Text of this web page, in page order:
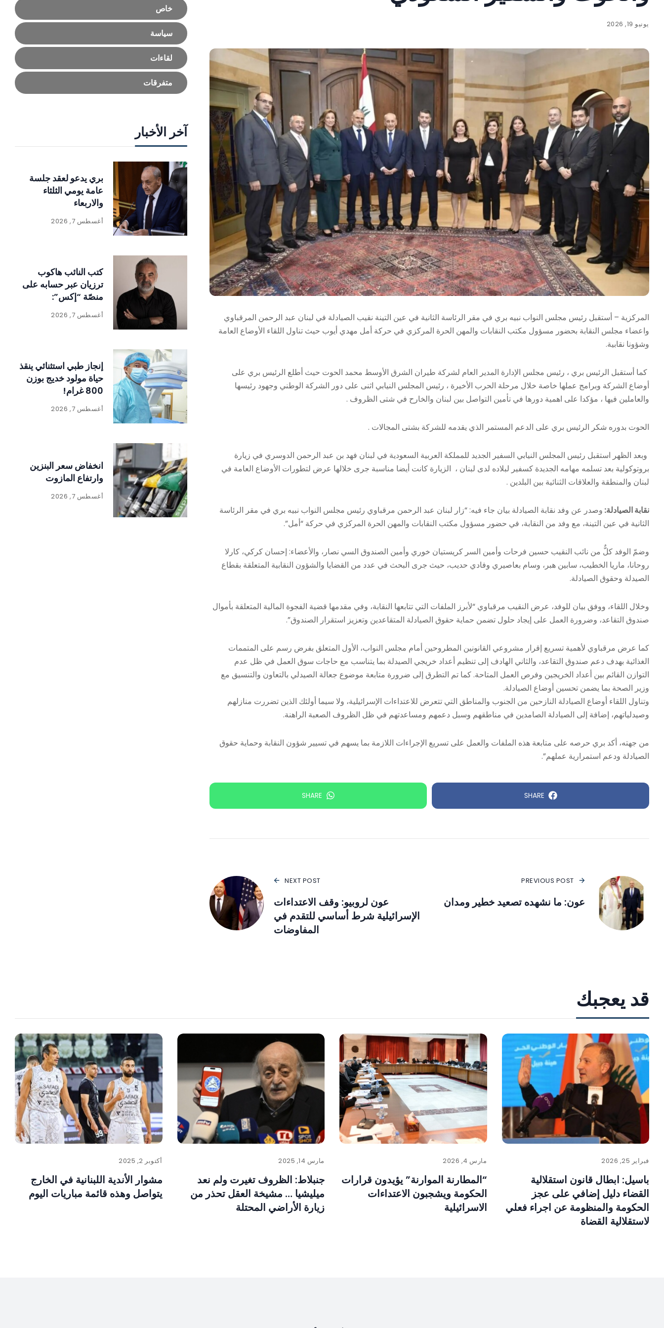
يونيو 19, 2026
المركزية – أستقبل رئيس مجلس النواب نبيه بري في مقر الرئاسة الثانية في عين التينة نقيب الصيادلة في لبنان عبد الرحمن المرقباوي
واعضاء مجلس النقابة بحضور مسؤول مكتب النقابات والمهن الحرة المركزي في حركة أمل مهدي أيوب حيث تناول اللقاء الأوضاع العامة
وشؤونا نقابية.
كما أستقبل الرئيس بري ، رئيس مجلس الإدارة المدير العام لشركة ​طيران الشرق الأوسط​ محمد الحوت حيث أطلع الرئيس بري على
أوضاع الشركة وبرامج عملها خاصة خلال مرحلة الحرب الأخيرة ، رئيس المجلس النيابي اثنى على دور الشركة الوطني وجهود رئيسها
والعاملين فيها ، مؤكدا على اهمية دورها في تأمين التواصل بين لبنان والخارح في شتى الظروف .
الحوت بدوره شكر الرئيس بري على الدعم المستمر الذي يقدمه للشركة بشتى المجالات .
وبعد الظهر استقبل رئيس المجلس النيابي السفير الجديد للمملكة العربية السعودية في لبنان فهد بن عبد الرحمن الدوسري في زيارة
بروتوكولية بعد تسلمه مهامه الجديدة كسفير لبلاده لدى لبنان ، الزيارة كانت أيضا مناسبة جرى خلالها عرض لتطورات الأوضاع العامة في
لبنان والمنطقة والعلاقات الثنائية بين البلدين .
نقابة الصيادلة: وصدر عن وفد نقابة الصيادلة بيان جاء فيه: “زار لبنان عبد الرحمن مرقباوي رئيس مجلس النواب نبيه بري في مقر الرئاسة
الثانية في عين التينة، مع وفد من النقابة، في حضور مسؤول مكتب النقابات والمهن الحرة المركزي في حركة “أمل”.
وضمّ الوفد كلٌّ من نائب النقيب حسين فرحات وأمين السر كريستيان خوري وأمين الصندوق السي نصار، والأعضاء: إحسان كركي، كارلا
روحانا، ماريا الخطيب، سابين هبر، وسام بعاصيري وفادي حديب، حيث جرى البحث في عدد من القضايا والشؤون النقابية المتعلقة بقطاع
الصيدلة وحقوق الصيادلة.
وخلال اللقاء، ووفق بيان للوفد، عرض النقيب مرقباوي “لأبرز الملفات التي تتابعها النقابة، وفي مقدمها قضية الفجوة المالية المتعلقة بأموال
صندوق التقاعد، وضرورة العمل على إيجاد حلول تضمن حماية حقوق الصيادلة المتقاعدين وتعزيز استقرار الصندوق”.
كما عرض مرقباوي لأهمية تسريع إقرار مشروعي القانونين المطروحين أمام مجلس النواب، الأول المتعلق بفرض رسم على المتممات
الغذائية بهدف دعم صندوق التقاعد، والثاني الهادف إلى تنظيم أعداد خريجي الصيدلة بما يتناسب مع حاجات سوق العمل في ظل عدم
التوازن القائم بين أعداد الخريجين وفرص العمل المتاحة. كما تم التطرق إلى ضرورة متابعة موضوع جعالة الصيدلي بالتعاون والتنسيق مع
وزير الصحة بما يضمن تحسين أوضاع الصيادلة.
وتناول اللقاء أوضاع الصيادلة النازحين من الجنوب والمناطق التي تتعرض للاعتداءات الإسرائيلية، ولا سيما أولئك الذين تضررت منازلهم
وصيدلياتهم، إضافة إلى الصيادلة الصامدين في مناطقهم وسبل دعمهم ومساعدتهم في ظل الظروف الصعبة الراهنة.
من جهته، أكد بري حرصه على متابعة هذه الملفات والعمل على تسريع الإجراءات اللازمة بما يسهم في تسيير شؤون النقابة وحماية حقوق
الصيادلة ودعم استمرارية عملهم”.
SHARE
SHARE
PREVIOUS POST
عون: ما نشهده تصعيد خطير ومدان
NEXT POST
عون لروبيو: وقف الاعتداءات
الإسرائيلية شرط أساسي للتقدم في
المفاوضات
خاص
سياسة
لقاءات
متفرقات
آخر الأخبار
بري يدعو لعقد جلسة
عامة يومي الثلثاء
والاربعاء
أغسطس 7, 2026
كتب النائب هاكوب
ترزيان عبر حسابه على
منصّة “إكس”:
أغسطس 7, 2026
إنجاز طبي استثنائي ينقذ
حياة مولود خديج بوزن
800 غرام!
أغسطس 7, 2026
انخفاض سعر البنزين
وارتفاع المازوت
أغسطس 7, 2026
قد يعجبك
فبراير 25, 2026
باسيل: ابطال قانون استقلالية
القضاء دليل إضافي على عجز
الحكومة والمنظومة عن اجراء فعلي
لاستقلالية القضاة
مارس 4, 2026
“المطارنة الموارنة” يؤيدون قرارات
الحكومة ويشجبون الاعتداءات
الاسرائيلية
مارس 14, 2025
جنبلاط: الظروف تغيرت ولم نعد
ميليشيا … مشيخة العقل تحذر من
زيارة الأراضي المحتلة
أكتوبر 2, 2025
مشوار الأندية اللبنانية في الخارج
يتواصل وهذه قائمة مباريات اليوم